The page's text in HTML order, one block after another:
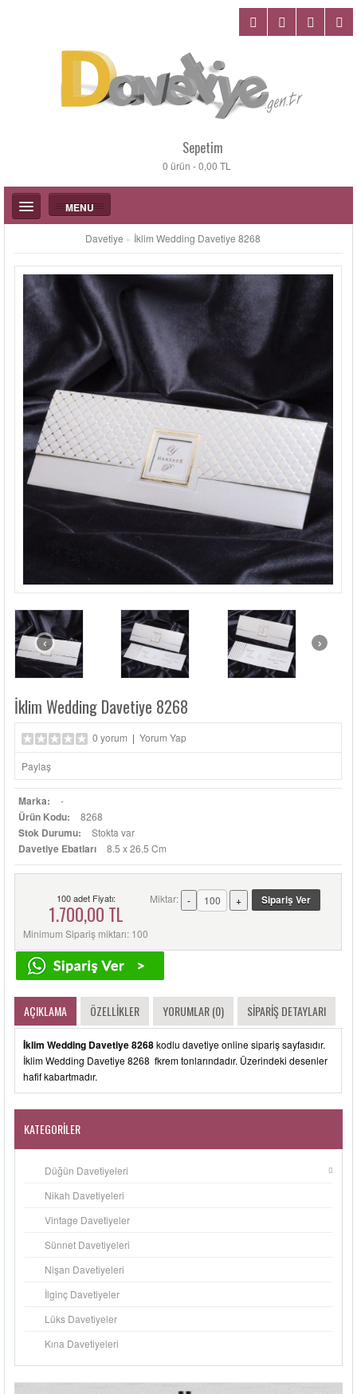
Sepetim
0 ürün - 0,00 TL
MENU
DÜĞÜN DAVETIYELERI
KATALOGLAR
LÜKS DAVETIYELER
NIKAH ŞEKERLERI
SIKÇA SORULANLAR
DAVETIYE SÖZLERI
İLETIŞIM
Davetiye » İklim Wedding Davetiye 8268
‹ ›
İklim Wedding Davetiye 8268
0 yorum | Yorum Yap
Paylaş
Marka: -
Ürün Kodu: 8268
Stok Durumu: Stokta var
Davetiye Ebatları 8.5 x 26.5 Cm
100 adet Fiyatı:
1.700,00 TL
Minimum Sipariş miktarı: 100
Miktar:
AÇIKLAMA ÖZELLIKLER YORUMLAR (0) SIPARIŞ DETAYLARI
İklim Wedding Davetiye 8268kodlu davetiye online sipariş sayfasıdır.
İklim Wedding Davetiye 8268 fkrem tonlarındadır. Üzerindeki desenler
hafif kabartmadır.
KATEGORILER
Düğün Davetiyeleri
Nikah Davetiyeleri
Vintage Davetiyeler
Sünnet Davetiyeleri
Nişan Davetiyeleri
İlginç Davetiyeler
Lüks Davetiyeler
Kına Davetiyeleri